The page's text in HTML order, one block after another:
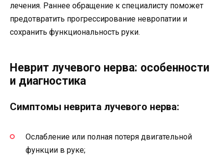
лечения. Раннее обращение к специалисту поможет
предотвратить прогрессирование невропатии и
сохранить функциональность руки.
Неврит лучевого нерва: особенности
и диагностика
Симптомы неврита лучевого нерва:
Ослабление или полная потеря двигательной
функции в руке;